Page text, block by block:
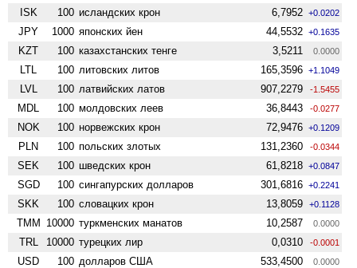
ISK 100 исландских крон 6,7952 +0.0202
JPY 1000 японских йен 44,5532 +0.1635
KZT 100 казахстанских тенге 3,5211 0.0000
LTL 100 литовских литов 165,3596 +1.1049
LVL 100 латвийских латов 907,2279 -1.5455
MDL 100 молдовских леев 36,8443 -0.0277
NOK 100 норвежских крон 72,9476 +0.1209
PLN 100 польских злотых 131,2360 -0.0344
SEK 100 шведских крон 61,8218 +0.0847
SGD 100 сингапурских долларов 301,6816 +0.2241
SKK 100 словацких крон 13,8059 +0.1128
TMM 10000 туркменских манатов 10,2587 0.0000
TRL 10000 турецких лир 0,0310 -0.0001
USD 100 долларов США 533,4500 0.0000